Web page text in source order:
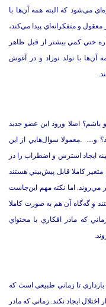
مي‌شود که البته همه آن‌ها با
و متفکرانه‌اي پیدا مي‌كند،
حتي كمي ‌بيشتر از قبل ظاهر
با تولد نوزاد و در آغوش
باشم؟ اصلا ورود اين عضو جديد
و… .معمولا سوال‌هايي از اين
ايجاد استرس و اضطراب را در
كاملا قابل پيش‌بيني هستند
مي‌روند. اما نكته مهم اين‌جاست
و گه‌گاه آن هم به صورت كاملا
كه مادر افكاري با محتواي
تا زماني طبيعي است كه
اختلال ايجاد نكند. زماني كه مادر